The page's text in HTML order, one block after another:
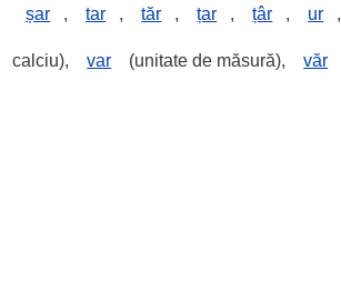
șar , tar , tăr , țar , țâr , ur ,
calciu), var (unitate de măsură), văr